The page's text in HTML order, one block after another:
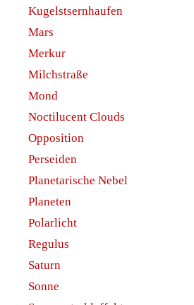
Kugelstsernhaufen
Mars
Merkur
Milchstraße
Mond
Noctilucent Clouds
Opposition
Perseiden
Planetarische Nebel
Planeten
Polarlicht
Regulus
Saturn
Sonne